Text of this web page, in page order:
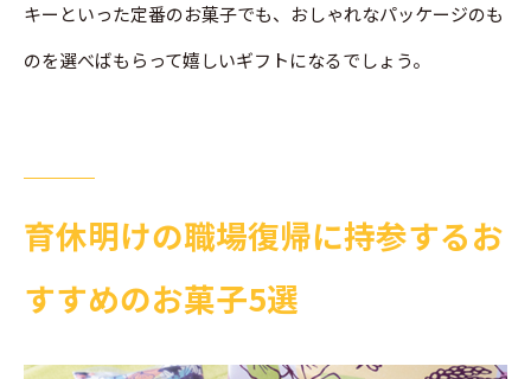
キーといった定番のお菓子でも、おしゃれなパッケージのも
のを選べばもらって嬉しいギフトになるでしょう。
育休明けの職場復帰に持参するお
すすめのお菓子5選